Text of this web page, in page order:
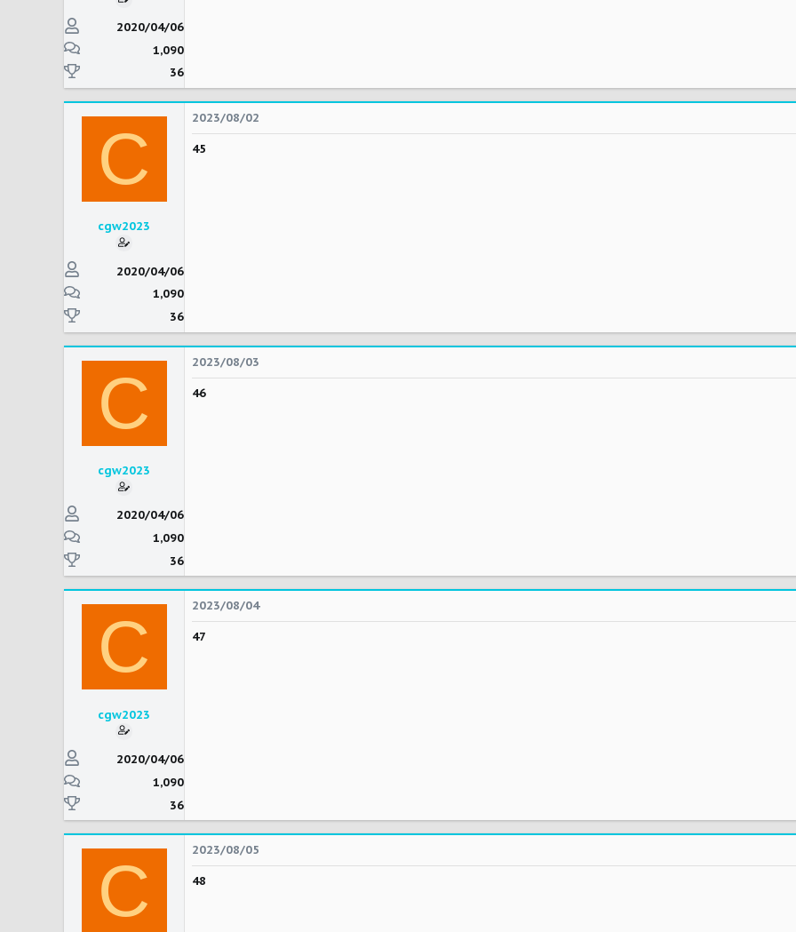
2020/04/06
1,090
36
C
cgw2023
2020/04/06
1,090
36
2023/08/02
45
C
cgw2023
2020/04/06
1,090
36
2023/08/03
46
C
cgw2023
2020/04/06
1,090
36
2023/08/04
47
C
2023/08/05
48